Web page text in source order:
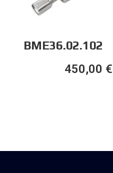
BME36.02.102
450,00 €